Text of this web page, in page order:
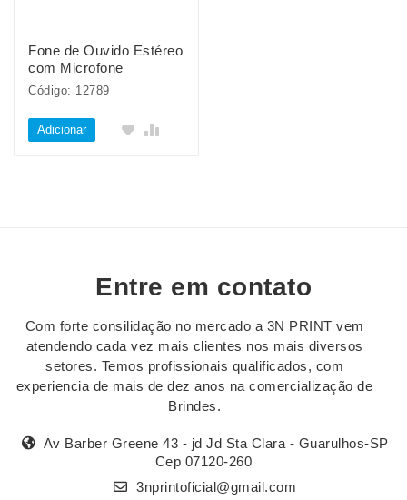
Fone de Ouvido Estéreo
com Microfone
Código: 12789
Adicionar
Entre em contato
Com forte consilidação no mercado a 3N PRINT vem
atendendo cada vez mais clientes nos mais diversos
setores. Temos profissionais qualificados, com
experiencia de mais de dez anos na comercialização de
Brindes.
Av Barber Greene 43 - jd Jd Sta Clara - Guarulhos-SP
Cep 07120-260
3nprintoficial@gmail.com